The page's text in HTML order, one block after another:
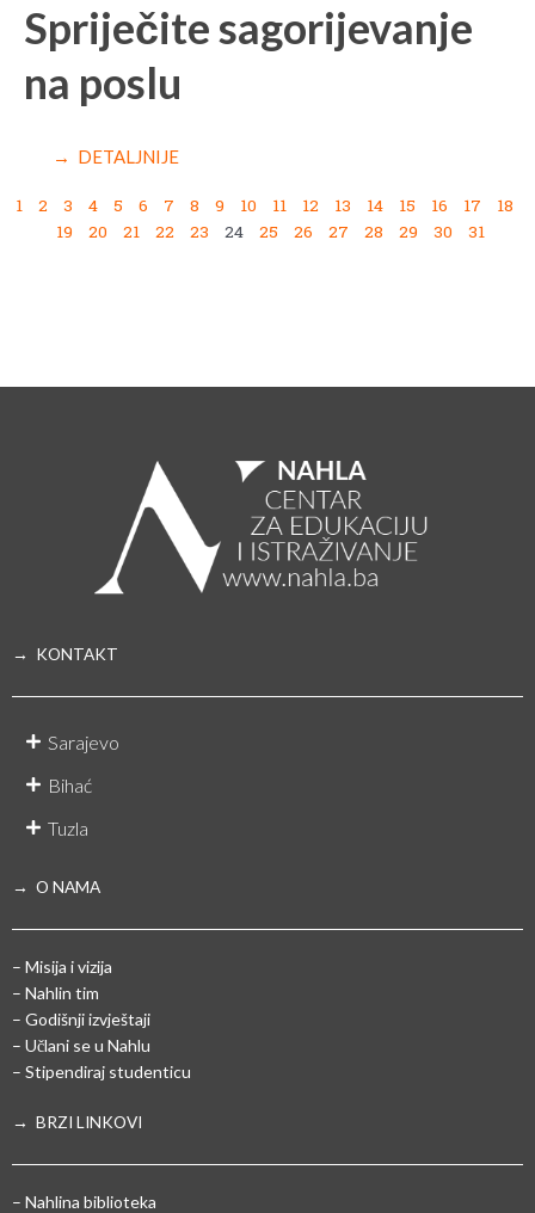
Spriječite sagorijevanje
na poslu
→ DETALJNIJE
1 2 3 4 5 6 7 8 9 10 11 12 13 14 15 16 17
18
19
20 21 22 23 24 25 26 27 28 29 30 31
→ KONTAKT
Sarajevo
Bihać
Tuzla
→ O NAMA
– Misija i vizija
– Nahlin tim
– Godišnji izvještaji
– Učlani se u Nahlu
– Stipendiraj studenticu
→ BRZI LINKOVI
– Nahlina biblioteka